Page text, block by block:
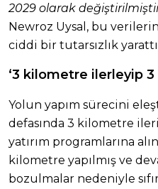
2029 olarak
Newroz Uysal, bu
ciddi bir tutarsızlık
‘3 kilometre ilerleyip
Yolun yapım sürecini
defasında 3 kilometre
yatırım programlarına
kilometre yapılmış ve
bozulmalar nedeniyle